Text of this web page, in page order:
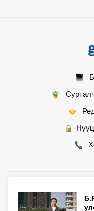
© 2007 - 2026 Монгол